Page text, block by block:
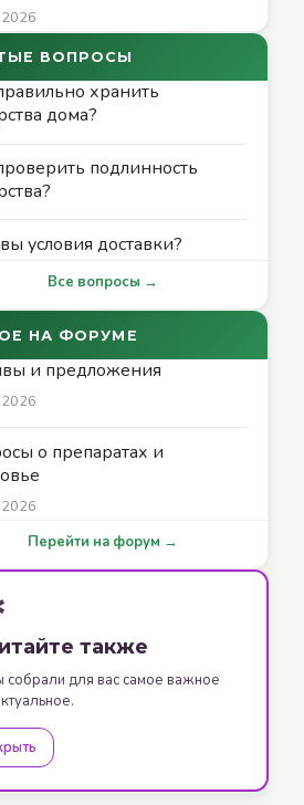
ВОПРОСЫ
хранить
дома?
подлинность
условия доставки?
Все вопросы →
НА ФОРУМЕ
и предложения
о препаратах и
Перейти на форум →
также
для вас самое важное